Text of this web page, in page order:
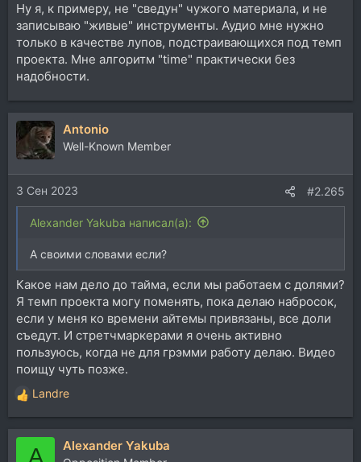
Ну я, к примеру, не "сведун" чужого материала, и не
записываю "живые" инструменты. Аудио мне нужно
только в качестве лупов, подстраивающихся под темп
проекта. Мне алгоритм "time" практически без
надобности.
Antonio
Well-Known Member
3 Сен 2023 #2.265
Alexander Yakuba написал(а):
А своими словами если?
Какое нам дело до тайма, если мы работаем с долями?
Я темп проекта могу поменять, пока делаю набросок,
если у меня ко времени айтемы привязаны, все доли
съедут. И стретчмаркерами я очень активно
пользуюсь, когда не для грэмми работу делаю. Видео
поищу чуть позже.
Р
е
а
Landre
A Alexander Yakuba